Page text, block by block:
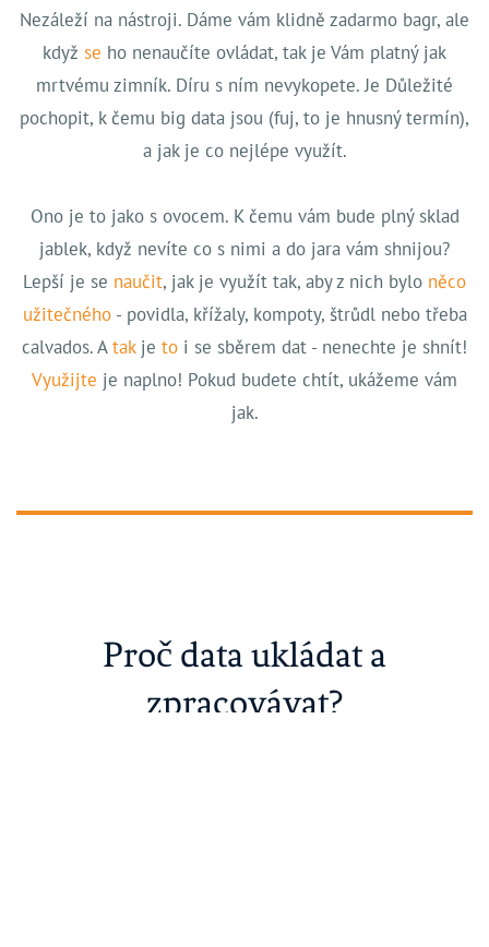
Nezáleží na nástroji. Dáme vám klidně zadarmo bagr, ale
když se ho nenaučíte ovládat, tak je Vám platný jak
mrtvému zimník. Díru s ním nevykopete. Je Důležité
pochopit, k čemu big data jsou (fuj, to je hnusný termín),
a jak je co nejlépe využít.
Ono je to jako s ovocem. K čemu vám bude plný sklad
jablek, když nevíte co s nimi a do jara vám shnijou?
Lepší je se naučit, jak je využít tak, aby z nich bylo něco
užitečného- povidla, křížaly, kompoty, štrůdl nebo třeba
calvados. Atakje to i se sběrem dat - nenechte je shnít!
Využijte je naplno! Pokud budete chtít, ukážeme vám
jak.
Proč data ukládat a
zpracovávat?